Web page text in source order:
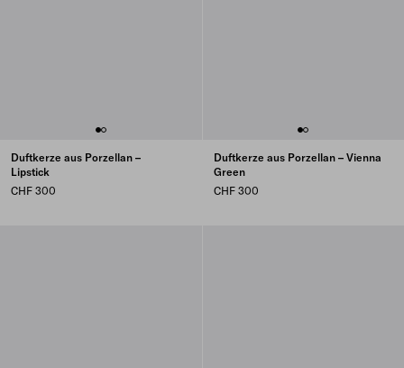
Duftkerze aus Porzellan –
Lipstick
CHF 300
Duftkerze aus Porzellan – Vienna
Green
CHF 300